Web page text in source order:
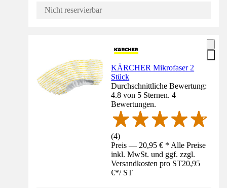
Nicht reservierbar
KÄRCHER Mikrofaser 2
Stück
Durchschnittliche Bewertung:
4.8 von 5 Sternen. 4
Bewertungen.
(4)
Preis — 20,95 € * Alle Preise
inkl. MwSt. und ggf. zzgl.
Versandkosten pro ST20,95
€*/ ST